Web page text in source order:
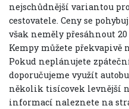
nejschůdnější variantou
cestovatele. Ceny se
však neměly přesáhnout 20
Kempy můžete překvapivě
Pokud neplánujete
doporučujeme využít
několik tisícovek levnější
informací naleznete na